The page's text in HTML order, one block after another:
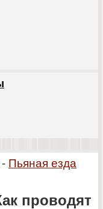
- Пьяная езда
проводят